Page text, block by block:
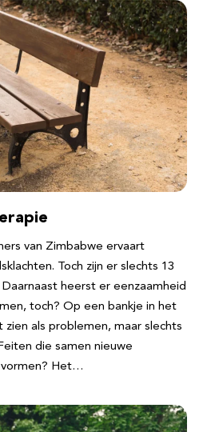
van Zimbabwe ervaart
Toch zijn er slechts 13
heerst er eenzaamheid
toch? Op een bankje in het
zien als problemen, maar slechts
die samen nieuwe
vormen? Het…